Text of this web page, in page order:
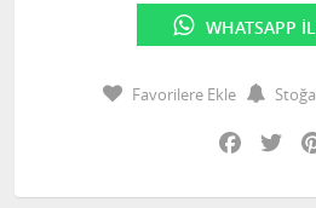
WHATSAPP
Favorilere Ekle